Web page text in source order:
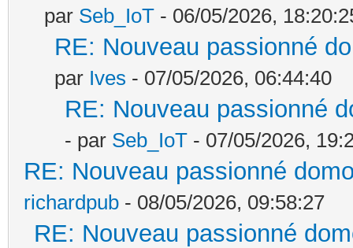
par Seb_IoT - 06/05/2026,
RE: Nouveau passionné
par Ives - 07/05/2026, 06:44:40
RE: Nouveau passionné
- par Seb_IoT - 07/05/2026,
RE: Nouveau passionné
richardpub - 08/05/2026, 09:58:27
RE: Nouveau passionné